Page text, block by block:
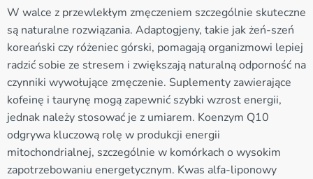
W walce z przewlekłym zmęczeniem szczególnie skuteczne
są naturalne rozwiązania. Adaptogjeny, takie jak żeń-szeń
koreański czy różeniec górski, pomagają organizmowi lepiej
radzić sobie ze stresem i zwiększają naturalną odporność na
czynniki wywołujące zmęczenie. Suplementy zawierające
kofeinę i taurynę mogą zapewnić szybki wzrost energii,
jednak należy stosować je z umiarem. Koenzym Q10
odgrywa kluczową rolę w produkcji energii
mitochondrialnej, szczególnie w komórkach o wysokim
zapotrzebowaniu energetycznym. Kwas alfa-liponowy